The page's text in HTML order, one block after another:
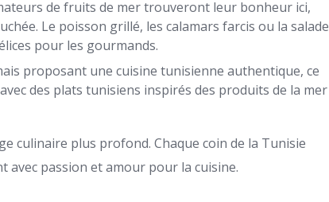
de fruits de mer trouveront leur bonheur ici,
Le poisson grillé, les calamars farcis ou la salade
pour les gourmands.
proposant une cuisine tunisienne authentique, ce
des plats tunisiens inspirés des produits de la mer
culinaire plus profond. Chaque coin de la Tunisie
avec passion et amour pour la cuisine.